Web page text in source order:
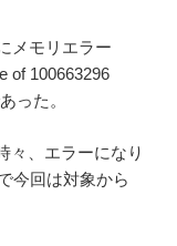
メモリエラー
of 100663296
った。
々、エラーになり
今回は対象から